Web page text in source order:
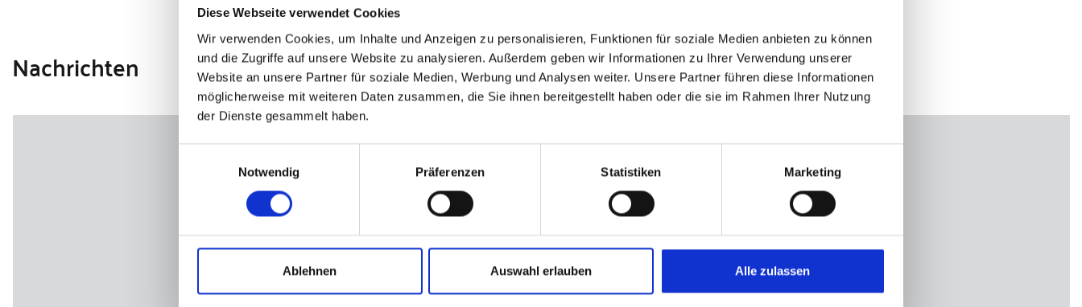
Diese Webseite verwendet Cookies
Wir verwenden Cookies, um Inhalte und Anzeigen zu personalisieren, Funktionen für soziale Medien anbieten zu können
und die Zugriffe auf unsere Website zu analysieren. Außerdem geben wir Informationen zu Ihrer Verwendung unserer
Website an unsere Partner für soziale Medien, Werbung und Analysen weiter. Unsere Partner führen diese Informationen
möglicherweise mit weiteren Daten zusammen, die Sie ihnen bereitgestellt haben oder die sie im Rahmen Ihrer Nutzung
der Dienste gesammelt haben.
Notwendig
Präferenzen Statistiken Marketing
Ablehnen Auswahl erlauben Alle zulassen
Nachrichten